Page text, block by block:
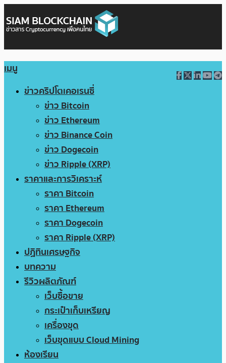
เมนู
ข่าวคริปโตเคอเรนซี่
ข่าว Bitcoin
ข่าว Ethereum
ข่าว Binance Coin
ข่าว Dogecoin
ข่าว Ripple (XRP)
ราคาและการวิเคราะห์
ราคา Bitcoin
ราคา Ethereum
ราคา Dogecoin
ราคา Ripple (XRP)
ปฏิทินเศรษฐกิจ
บทความ
รีวิวผลิตภัณฑ์
เว็บซื้อขาย
กระเป๋าเก็บเหรียญ
เครื่องขุด
เว็บขุดแบบ Cloud Mining
ห้องเรียน